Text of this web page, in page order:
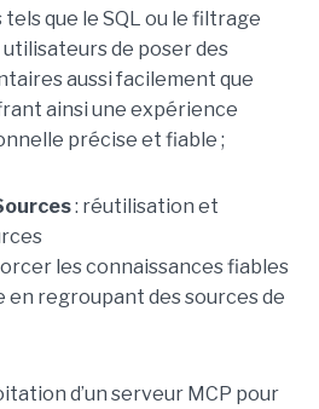
que le SQL ou le filtrage
de poser des
aussi facilement que
ainsi une expérience
précise et fiable ;
: réutilisation et
les connaissances fiables
en regroupant des sources de
d’un serveur MCP pour